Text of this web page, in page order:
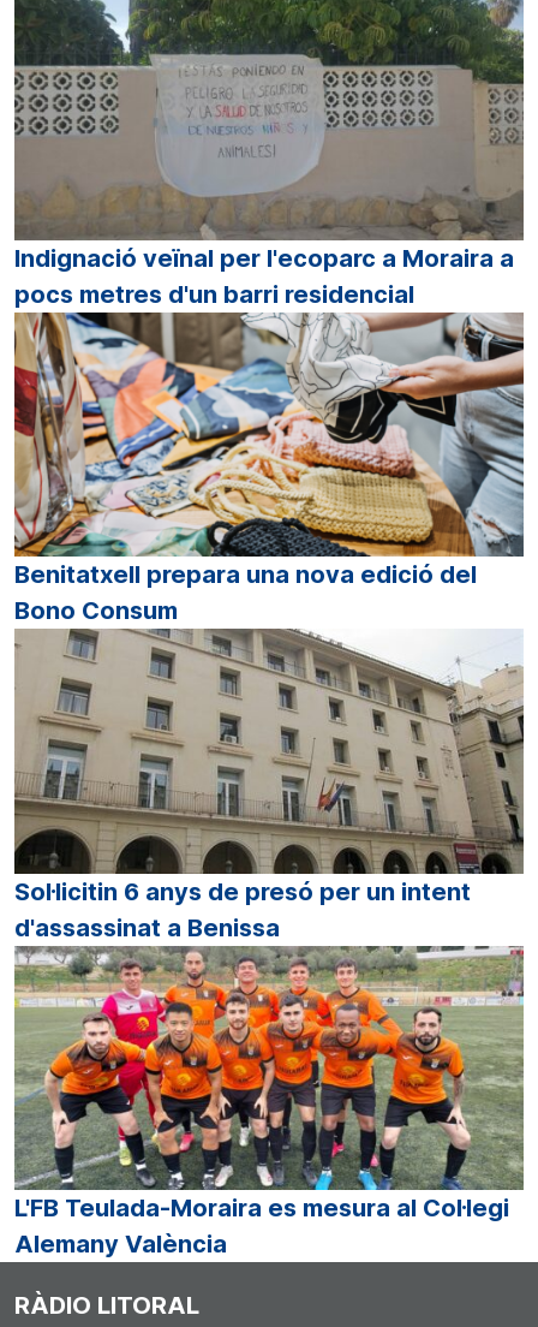
Indignació veïnal per l'ecoparc a Moraira a
pocs metres d'un barri residencial
Benitatxell prepara una nova edició del
Bono Consum
Sol·licitin 6 anys de presó per un intent
d'assassinat a Benissa
L'FB Teulada-Moraira es mesura al Col·legi
Alemany València
RÀDIO LITORAL